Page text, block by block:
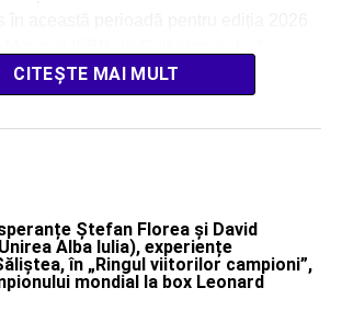
CITEȘTE MAI MULT
Ștefan Florea și David
Alba Iulia), experiențe
în „Ringul viitorilor campioni”,
mondial la box Leonard